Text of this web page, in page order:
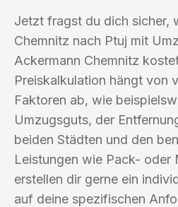
Jetzt fragst du dich sicher,
Chemnitz nach Ptuj mit
Ackermann Chemnitz
Preiskalkulation hängt von
Faktoren ab, wie
Umzugsguts, der
beiden Städten und den
Leistungen wie Pack- oder
erstellen dir gerne ein
auf deine spezifischen